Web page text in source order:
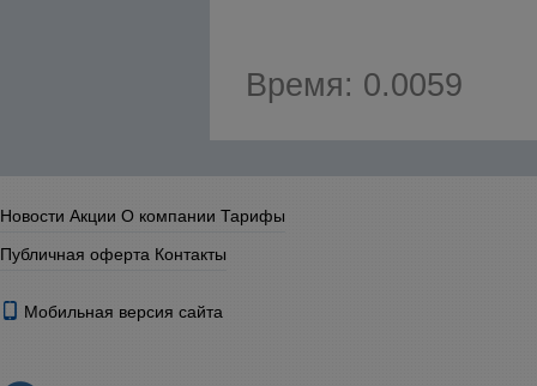
Время: 0.0059
Новости Акции О компании Тарифы
Публичная оферта Контакты
Мобильная версия сайта